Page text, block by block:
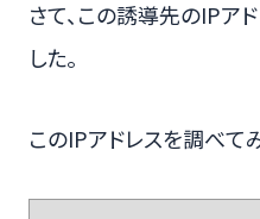
さて、この誘導先のIPア
した。
このIPアドレスを調べて